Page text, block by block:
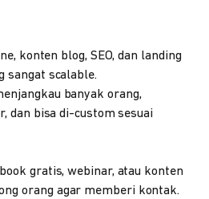
konten blog, SEO, dan landing
sangat scalable.
banyak orang,
dan bisa di-custom sesuai
gratis, webinar, atau konten
orang agar memberi kontak.